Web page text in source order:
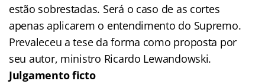
estão sobrestadas. Será o caso de as cortes
apenas aplicarem o entendimento do Supremo.
Prevaleceu a tese da forma como proposta por
seu autor, ministro Ricardo Lewandowski.
Julgamento ficto